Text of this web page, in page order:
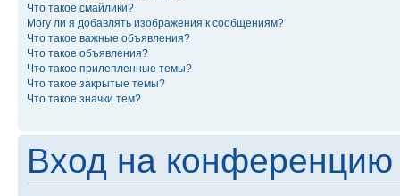
Что такое смайлики?
Могу ли я добавлять изображения к сообщениям?
Что такое важные объявления?
Что такое объявления?
Что такое прилепленные темы?
Что такое закрытые темы?
Что такое значки тем?
Вход на конференцию